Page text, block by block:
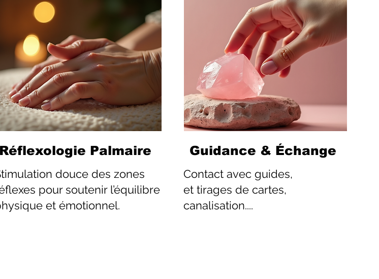
Réflexologie Palmaire
douce des zones
pour soutenir l’équilibre
et émotionnel.
Contact avec guides,
et tirages de cartes,
canalisation....
Guidance & Échange